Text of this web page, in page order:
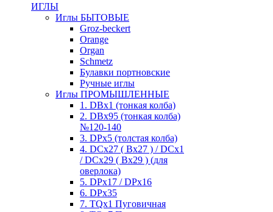
ИГЛЫ
Иглы БЫТОВЫЕ
Groz-beckert
Orange
Organ
Schmetz
Булавки портновские
Ручные иглы
Иглы ПРОМЫШЛЕННЫЕ
1. DBx1 (тонкая колба)
2. DBx95 (тонкая колба)
№120-140
3. DPx5 (толстая колба)
4. DCx27 ( Bx27 ) / DCx1
/ DCx29 ( Bx29 ) (для
оверлока)
5. DPx17 / DPx16
6. DPx35
7. TQx1 Пуговичная